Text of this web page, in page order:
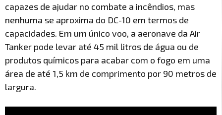
capazes de ajudar no combate a incêndios, mas
nenhuma se aproxima do DC-10 em termos de
capacidades. Em um único voo, a aeronave da Air
Tanker pode levar até 45 mil litros de água ou de
produtos químicos para acabar com o fogo em uma
área de até 1,5 km de comprimento por 90 metros de
largura.